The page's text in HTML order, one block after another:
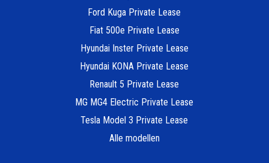
Ford Kuga Private Lease
Fiat 500e Private Lease
Hyundai Inster Private Lease
Hyundai KONA Private Lease
Renault 5 Private Lease
MG MG4 Electric Private Lease
Tesla Model 3 Private Lease
Alle modellen